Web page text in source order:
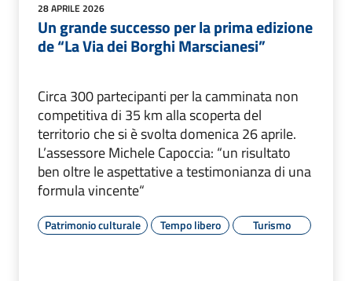
28 APRILE 2026
Un grande successo per la prima edizione
de “La Via dei Borghi Marscianesi”
Circa 300 partecipanti per la camminata non
competitiva di 35 km alla scoperta del
territorio che si è svolta domenica 26 aprile.
L’assessore Michele Capoccia: “un risultato
ben oltre le aspettative a testimonianza di una
formula vincente“
Patrimonio culturale Tempo libero Turismo